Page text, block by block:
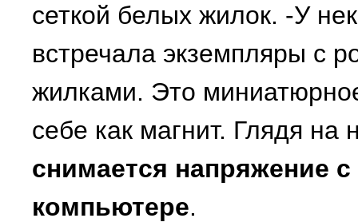
сеткой белых жилок. -У
встречала экземпляры с
жилками. Это
себе как магнит. Глядя на
снимается напряжение
компьютере.